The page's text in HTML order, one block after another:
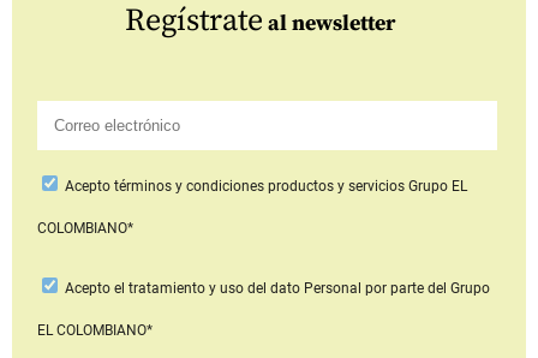
Regístrate al newsletter
Aceptotérminos y condiciones productos y serviciosGrupo EL
COLOMBIANO*
Acepto el tratamiento y uso del dato Personal por parte del Grupo
EL COLOMBIANO*